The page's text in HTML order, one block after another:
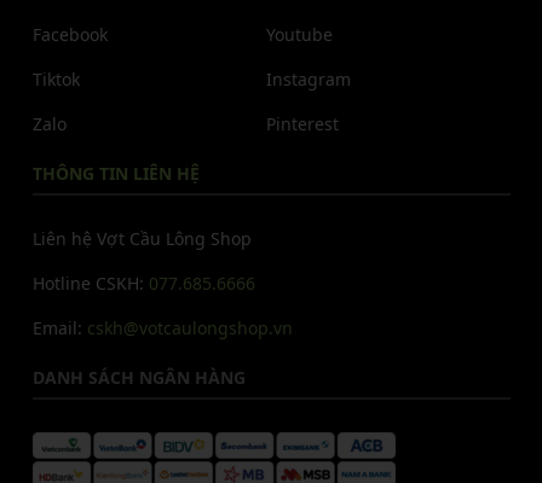
Facebook
Tiktok
Zalo
Youtube
Instagram
Pinterest
THÔNG TIN LIÊN HỆ
Liên hệ Vợt Cầu Lông Shop
Hotline CSKH: 077.685.6666
Email: cskh@votcaulongshop.vn
DANH SÁCH NGÂN HÀNG